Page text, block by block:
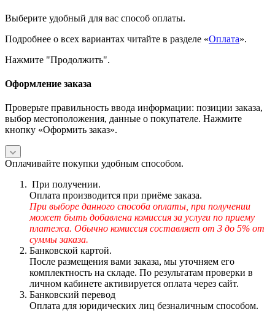
Выберите удобный для вас способ оплаты.
Подробнее о всех вариантах читайте в разделе «Оплата».
Нажмите "Продолжить".
Оформление заказа
Проверьте правильность ввода информации: позиции заказа,
выбор местоположения, данные о покупателе. Нажмите
кнопку «Оформить заказ».
Оплачивайте покупки удобным способом.
При получении.
Оплата производится при приёме заказа.
При выборе данного способа оплаты, при получении
может быть добавлена комиссия за услуги по приему
платежа. Обычно комиссия составляет от 3 до 5% от
суммы заказа.
Банковской картой.
После размещения вами заказа, мы уточняем его
комплектность на складе. По результатам проверки в
личном кабинете активируется оплата через сайт.
Банковский перевод
Оплата для юридических лиц безналичным способом.